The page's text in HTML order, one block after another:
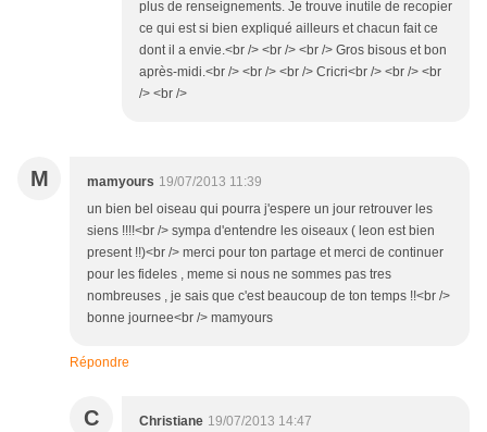
plus de renseignements. Je trouve inutile de recopier
ce qui est si bien expliqué ailleurs et chacun fait ce
dont il a envie.<br /> <br /> <br /> Gros bisous et bon
après-midi.<br /> <br /> <br /> Cricri<br /> <br /> <br
/> <br />
M mamyours 19/07/2013 11:39
un bien bel oiseau qui pourra j'espere un jour retrouver les
siens !!!!<br /> sympa d'entendre les oiseaux ( leon est bien
present !!)<br /> merci pour ton partage et merci de continuer
pour les fideles , meme si nous ne sommes pas tres
nombreuses , je sais que c'est beaucoup de ton temps !!<br />
bonne journee<br /> mamyours
Répondre
C Christiane 19/07/2013 14:47